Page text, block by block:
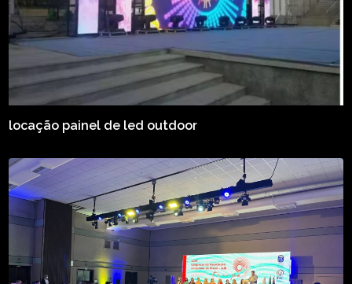
locação painel de led outdoor